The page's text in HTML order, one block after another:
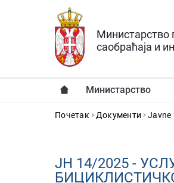
Прескочи на главни део садржаја
Министарство
саобраћаја и
Министарство
YOU ARE HERE
Почетак Документи Javne
ЈН 14/2025 -